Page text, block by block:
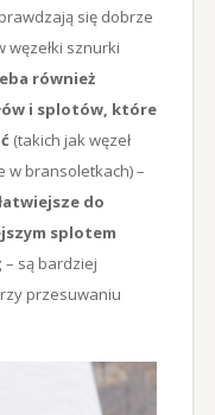
się dobrze
węzełki sznurki
również
i splotów, które
(takich jak węzeł
w bransoletkach) –
do
splotem
– są bardziej
przesuwaniu